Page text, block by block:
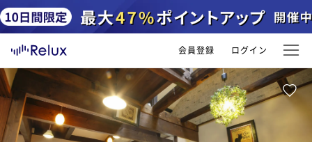
会員登録 ログイン